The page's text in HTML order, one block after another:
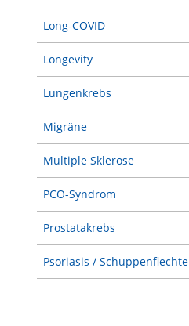
Long-COVID
Longevity
Lungenkrebs
Migräne
Multiple Sklerose
PCO-Syndrom
Prostatakrebs
Psoriasis / Schuppenflechte